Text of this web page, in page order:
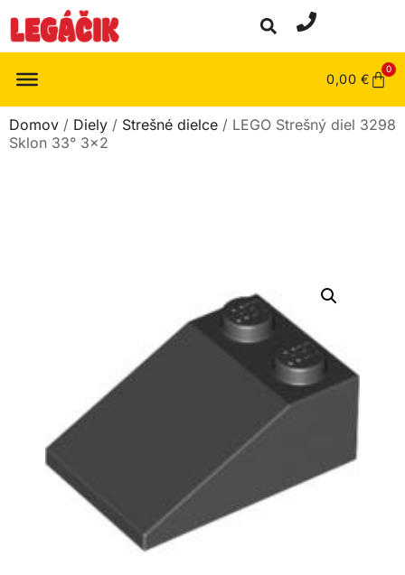
0,00 €
0
Domov / Diely / Strešné dielce / LEGO Strešný diel 3298
Sklon 33° 3×2